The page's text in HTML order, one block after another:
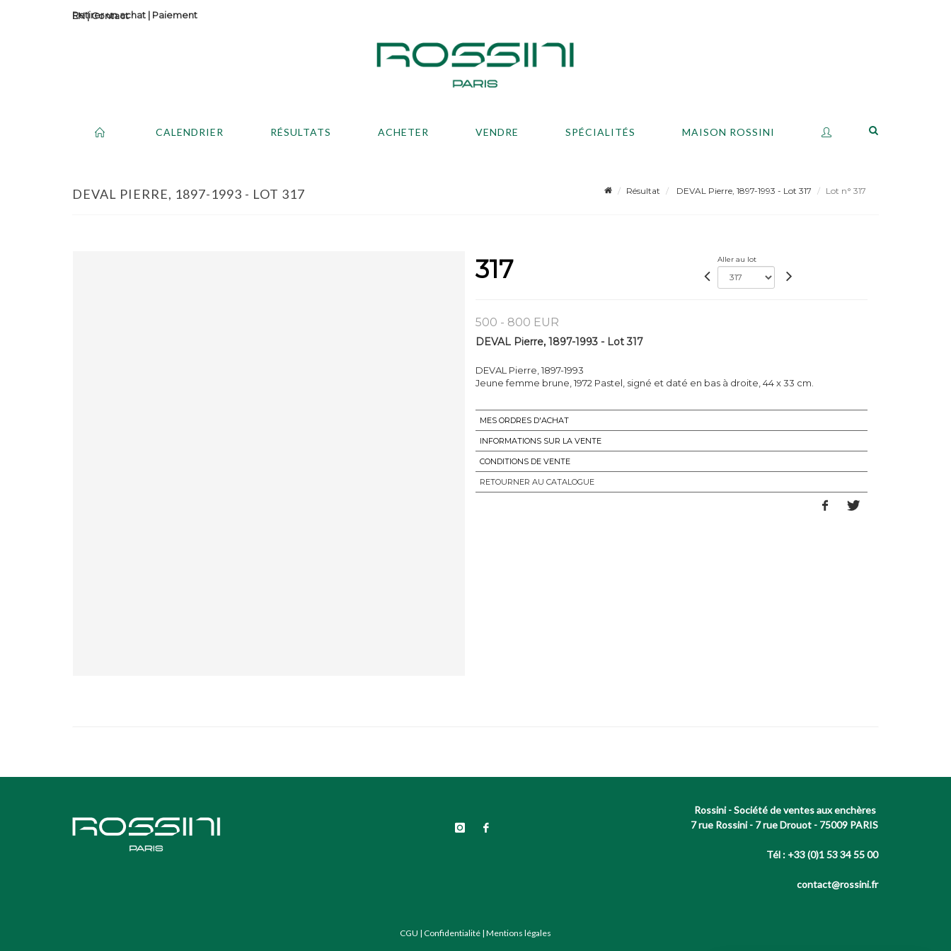
Contact
Retirer un achat | Paiement
CALENDRIER RÉSULTATS ACHETER VENDRE SPÉCIALITÉS MAISON ROSSINI
DEVAL PIERRE, 1897-1993 - LOT 317 Résultat DEVAL Pierre, 1897-1993 - Lot 317 Lot n° 317
317 Aller au lot
500 - 800 EUR
DEVAL Pierre, 1897-1993 - Lot 317
DEVAL Pierre, 1897-1993
Jeune femme brune, 1972 Pastel, signé et daté en bas à droite, 44 x 33 cm.
MES ORDRES D'ACHAT
INFORMATIONS SUR LA VENTE
CONDITIONS DE VENTE
RETOURNER AU CATALOGUE
Rossini - Société de ventes aux enchères
7 rue Rossini - 7 rue Drouot - 75009 PARIS
Tél : +33 (0)1 53 34 55 00
contact@rossini.fr
CGU | Confidentialité | Mentions légales